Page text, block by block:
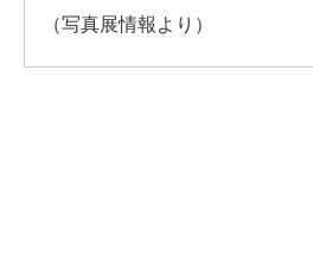
（写真展情報より）